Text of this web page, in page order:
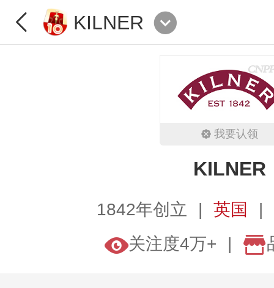
KILNER
我要认领
KILNER
1842年创立
英国
关注度4万+